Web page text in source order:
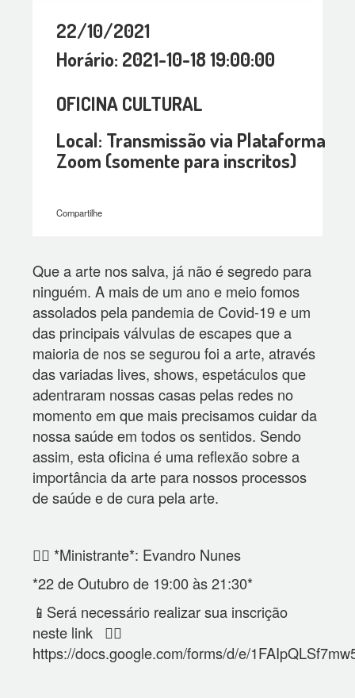
22/10/2021
Horário: 2021-10-18 19:00:00
OFICINA CULTURAL
Local: Transmissão via Plataforma
Zoom (somente para inscritos)
Compartilhe
Que a arte nos salva, já não é segredo para
ninguém. A mais de um ano e meio fomos
assolados pela pandemia de Covid-19 e um
das principais válvulas de escapes que a
maioria de nos se segurou foi a arte, através
das variadas lives, shows, espetáculos que
adentraram nossas casas pelas redes no
momento em que mais precisamos cuidar da
nossa saúde em todos os sentidos. Sendo
assim, esta oficina é uma reflexão sobre a
importância da arte para nossos processos
de saúde e de cura pela arte.
👉🏿 *Ministrante*: Evandro Nunes
*22 de Outubro de 19:00 às 21:30*
📱Será necessário realizar sua inscrição
neste link 👉🏿
https://docs.google.com/forms/d/e/